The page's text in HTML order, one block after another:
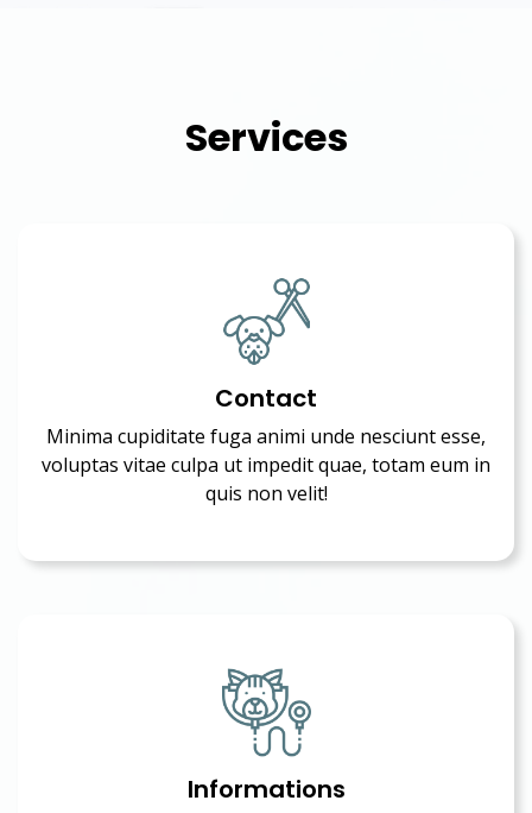
Services
Contact
Minima cupiditate fuga animi unde nesciunt esse,
voluptas vitae culpa ut impedit quae, totam eum in
quis non velit!
Informations